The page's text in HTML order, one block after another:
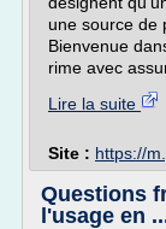
une source de
Bienvenue
rime avec
Lire la suite
Site : https://
Questions
l'usage en